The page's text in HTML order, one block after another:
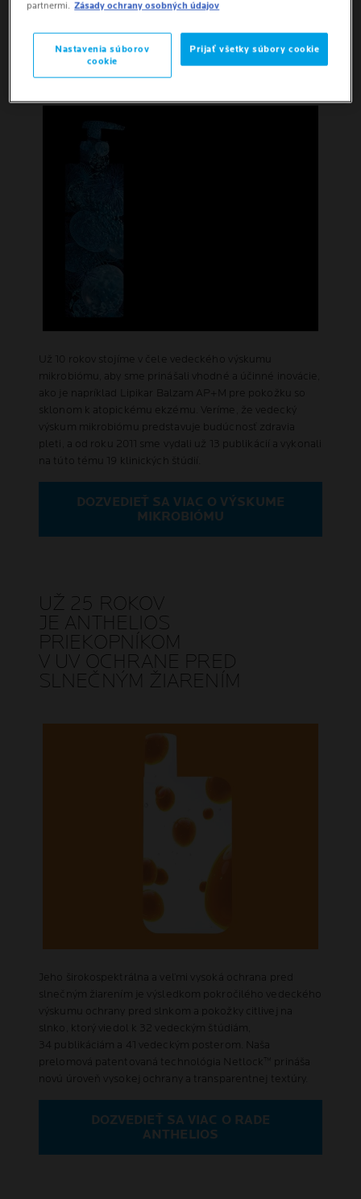
NAJÚČINNEJŠIE
DERMATOLOGICKÉ
RIEŠENIA
Už 10 rokov stojíme v čele vedeckého výskumu
mikrobiómu, aby sme prinášali vhodné a účinné inovácie,
ako je napríklad Lipikar Balzam AP+M pre pokožku so
sklonom k atopickému ekzému. Veríme, že vedecký
výskum mikrobiómu predstavuje budúcnosť zdravia
pleti, a od roku 2011 sme vydali už 13 publikácií a vykonali
na túto tému 19 klinických štúdií.
DOZVEDIEŤ SA VIAC O VÝSKUME
MIKROBIÓMU
UŽ 25 ROKOV
JE ANTHELIOS
PRIEKOPNÍKOM
V UV OCHRANE PRED
SLNEČNÝM ŽIARENÍM
Jeho širokospektrálna a veľmi vysoká ochrana pred
slnečným žiarením je výsledkom pokročilého vedeckého
výskumu ochrany pred slnkom a pokožky citlivej na
slnko, ktorý viedol k 32 vedeckým štúdiám,
34 publikáciám a 41 vedeckým posterom. Naša
prelomová patentovaná technológia Netlock™ prináša
novú úroveň vysokej ochrany a transparentnej textúry.
DOZVEDIEŤ SA VIAC O RADE
ANTHELIOS
partnermi. Zásady ochrany osobných údajov
Nastavenia súborov
cookie
Prijať všetky súbory cookie